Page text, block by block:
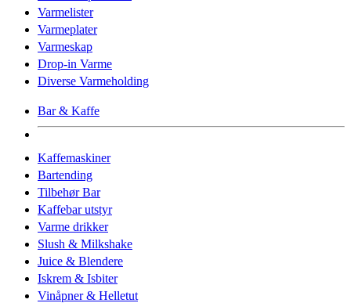
Varmelister
Varmeplater
Varmeskap
Drop-in Varme
Diverse Varmeholding
Bar & Kaffe
Kaffemaskiner
Bartending
Tilbehør Bar
Kaffebar utstyr
Varme drikker
Slush & Milkshake
Juice & Blendere
Iskrem & Isbiter
Vinåpner & Helletut